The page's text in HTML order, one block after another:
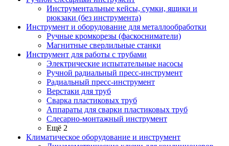
Инструментальные кейсы, сумки, ящики и
рюкзаки (без инструмента)
Инструмент и оборудование для металлообработки
Ручные кромкорезы (фаскосниматели)
Магнитные сверлильные станки
Инструмент для работы с трубами
Электрические испытательные насосы
Ручной радиальный пресс-инструмент
Радиальный пресс-инструмент
Верстаки для труб
Сварка пластиковых труб
Аппараты для сварки пластиковых труб
Слесарно-монтажный инструмент
Ещё 2
Климатическое оборудование и инструмент